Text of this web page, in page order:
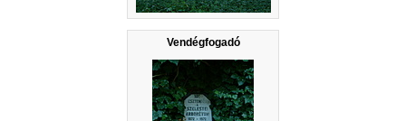
Vendégfogadó